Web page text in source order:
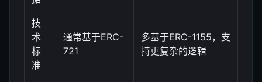
技
术
标
准
通常基于ERC-
721
多基于ERC-1155，支
持更复杂的逻辑